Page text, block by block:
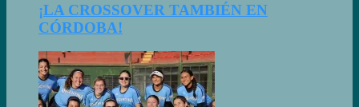
¡LA CROSSOVER TAMBIÉN EN
CÓRDOBA!